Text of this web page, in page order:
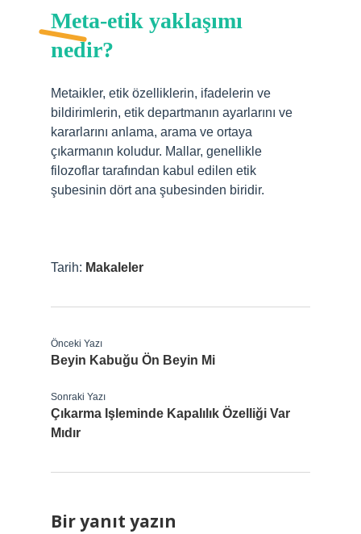
Meta-etik yaklaşımı
nedir?
Metaikler, etik özelliklerin, ifadelerin ve
bildirimlerin, etik departmanın ayarlarını ve
kararlarını anlama, arama ve ortaya
çıkarmanın koludur. Mallar, genellikle
filozoflar tarafından kabul edilen etik
şubesinin dört ana şubesinden biridir.
Tarih: Makaleler
Önceki Yazı
Beyin Kabuğu Ön Beyin Mi
Sonraki Yazı
Çıkarma Işleminde Kapalılık Özelliği Var
Mıdır
Bir yanıt yazın